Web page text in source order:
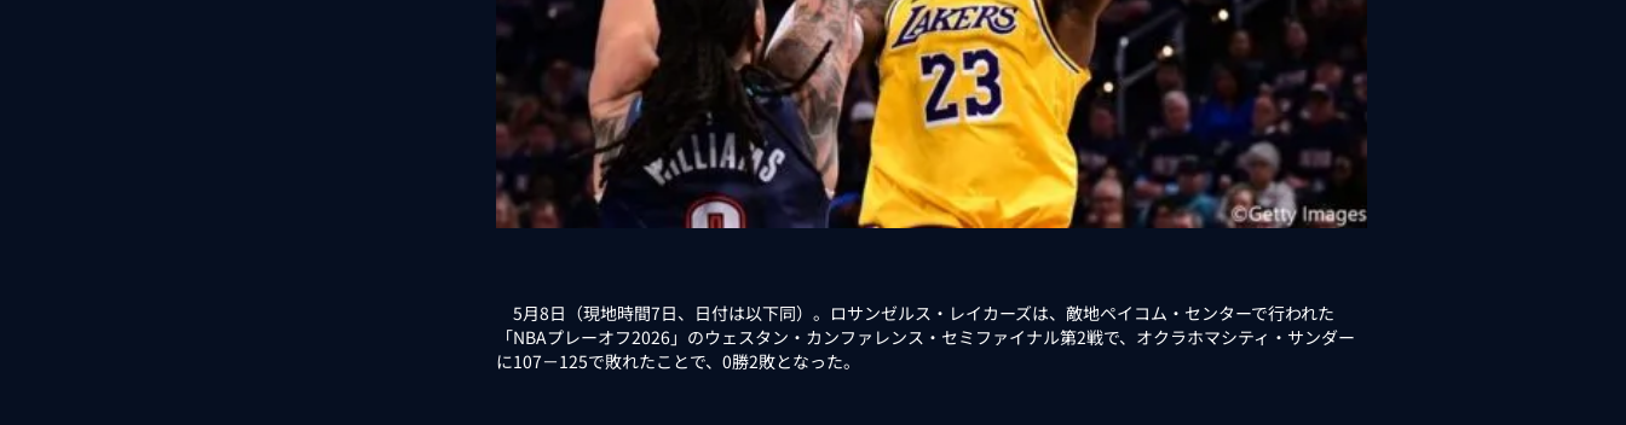
5月8日（現地時間7日、日付は以下同）。ロサンゼルス・レイカーズは、敵地ペイコム・センターで行われた
「NBAプレーオフ2026」のウェスタン・カンファレンス・セミファイナル第2戦で、オクラホマシティ・サンダー
に107－125で敗れたことで、0勝2敗となった。